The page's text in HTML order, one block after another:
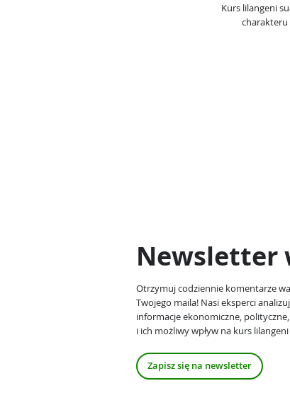
Kurs lilangeni
charakteru
Newsletter
Otrzymuj codziennie komentarze
Twojego maila! Nasi eksperci
informacje ekonomiczne,
i ich możliwy wpływ na kurs
Zapisz się na newsletter